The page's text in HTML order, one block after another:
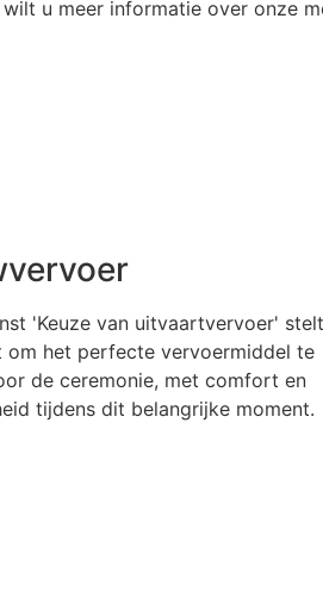
u meer informatie over onze
'Keuze van uitvaartvervoer' stelt
om het perfecte vervoermiddel te
de ceremonie, met comfort en
tijdens dit belangrijke moment.